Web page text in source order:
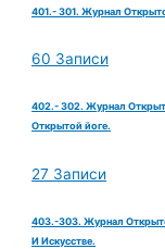
401.- 301. Журнал
60 Записи
402.- 302. Журнал
Открытой йоге.
27 Записи
403.-303. Журнал
И Искусстве.